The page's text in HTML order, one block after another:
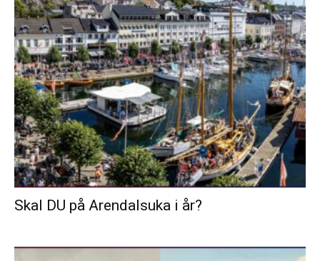
Skal DU på Arendalsuka i år?